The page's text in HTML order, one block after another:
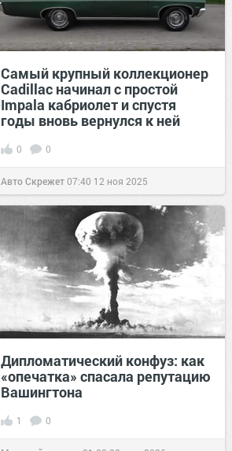
Самый крупный коллекционер
Cadillac начинал с простой
Impala кабриолет и спустя
годы вновь вернулся к ней
0 0
Авто Скрежет07:40 12 ноя 2025
Дипломатический конфуз: как
«опечатка» спасала репутацию
Вашингтона
1 0